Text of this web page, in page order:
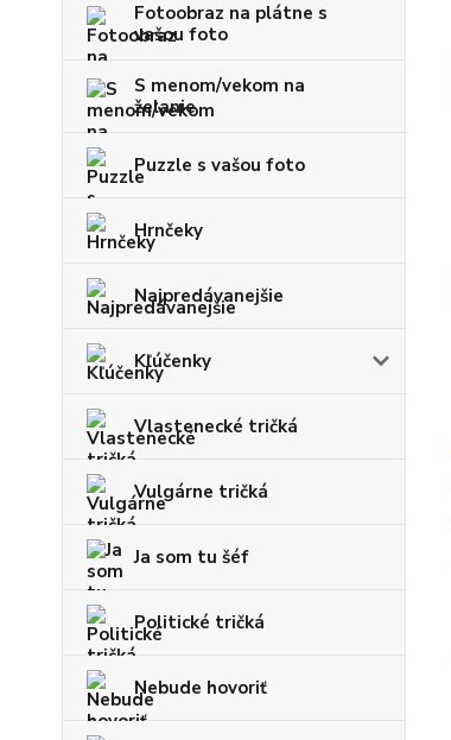
Fotoobraz na plátne s
vašou foto
S menom/vekom na
želanie
Puzzle s vašou foto
Hrnčeky
Najpredávanejšie
Kľúčenky
Vlastenecké tričká
Vulgárne tričká
Ja som tu šéf
Politické tričká
Nebude hovoriť